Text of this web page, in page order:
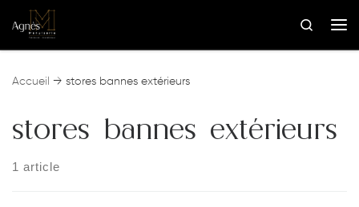
Skip to content
Search
Accueil → stores bannes extérieurs
stores bannes extérieurs
1 article